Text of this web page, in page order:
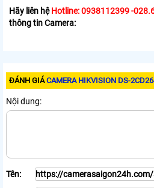
Hãy liên hệHotline: 0938112399 -
thông tin Camera:
ĐÁNH GIÁCAMERA HIKVISION DS-
Nội dung:
Tên: